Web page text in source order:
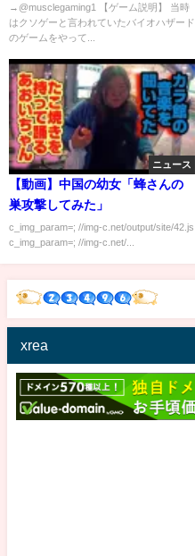
ション・ラクーンシティ】
→@musclegaming1 【ゲーム説明】 当時
はクソゲーと言われていたバイオハザード
のゲームをやって...
ニュース
【動画】中国の幼女「蜂さんの
巣攻撃してみた」
c_img_param=; //img-c.net/output/site/42.js
c_img_param=; //img-c.net/...
xrea